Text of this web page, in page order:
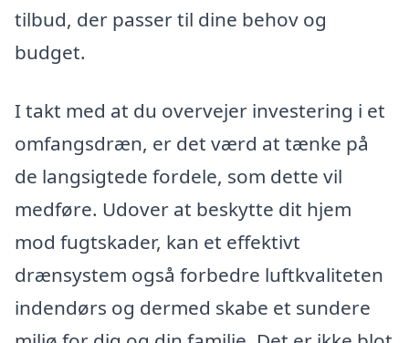
tilbud, der passer til dine behov og
budget.
I takt med at du overvejer investering i et
omfangsdræn, er det værd at tænke på
de langsigtede fordele, som dette vil
medføre. Udover at beskytte dit hjem
mod fugtskader, kan et effektivt
drænsystem også forbedre luftkvaliteten
indendørs og dermed skabe et sundere